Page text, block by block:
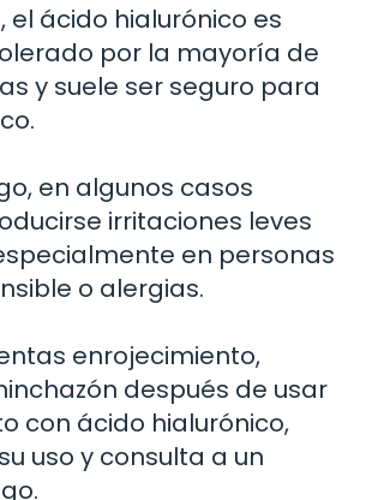
el ácido hialurónico es
por la mayoría de
y suele ser seguro para
en algunos casos
irritaciones leves
en personas
o alergias.
enrojecimiento,
después de usar
con ácido hialurónico,
uso y consulta a un